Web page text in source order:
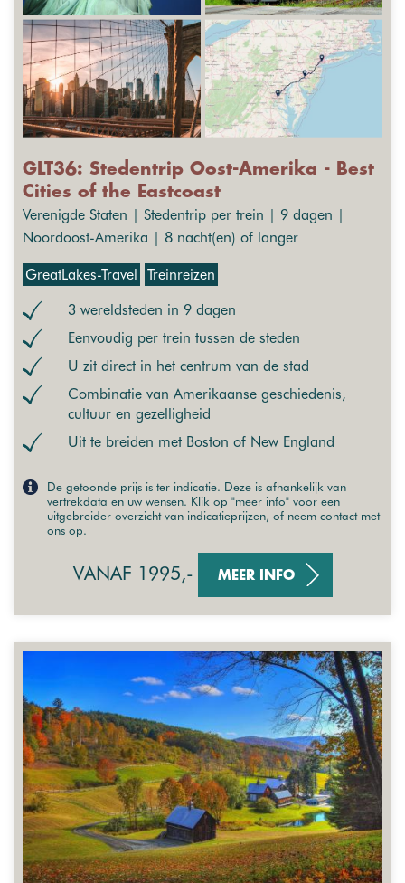
GLT36: Stedentrip Oost-Amerika - Best
Cities of the Eastcoast
Verenigde Staten | Stedentrip per trein | 9 dagen |
Noordoost-Amerika | 8 nacht(en) of langer
GreatLakes-Travel Treinreizen
3 wereldsteden in 9 dagen
Eenvoudig per trein tussen de steden
U zit direct in het centrum van de stad
Combinatie van Amerikaanse geschiedenis,
cultuur en gezelligheid
Uit te breiden met Boston of New England
De getoonde prijs is ter indicatie. Deze is afhankelijk van
vertrekdata en uw wensen. Klik op "meer info" voor een
uitgebreider overzicht van indicatieprijzen, of neem contact met
ons op.
VANAF 1995,- MEER INFO